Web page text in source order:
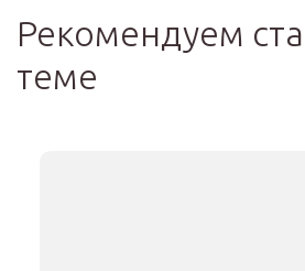
Рекомендуем
теме